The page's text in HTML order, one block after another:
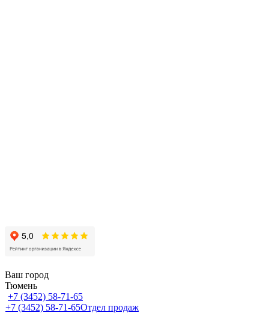
Ваш город
Тюмень
+7 (3452) 58-71-65
+7 (3452) 58-71-65Отдел продаж